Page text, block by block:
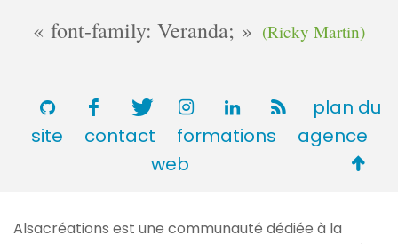
font-family: Veranda; (Ricky Martin)
plan du
site
contact formations
agence
web
Alsacréations est une communauté dédiée à la